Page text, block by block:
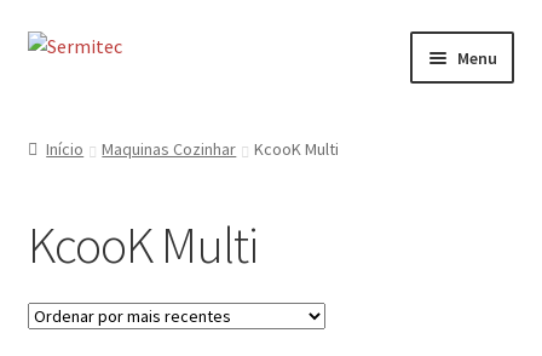
Ir
Saltar
Menu
Loja de Acessórios
Serviços
Início Maquinas Cozinhar KcooK Multi
KcooK Multi